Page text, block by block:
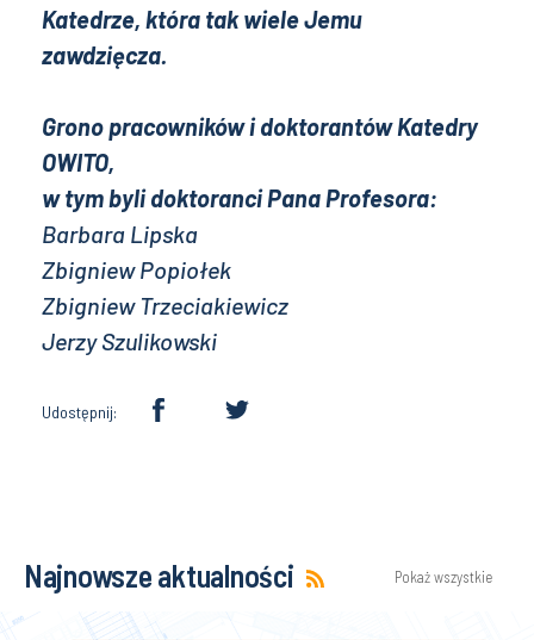
Katedrze, która tak wiele Jemu
zawdzięcza.
Grono pracowników i doktorantów Katedry
OWITO,
w tym byli doktoranci Pana Profesora:
Barbara Lipska
Zbigniew Popiołek
Zbigniew Trzeciakiewicz
Jerzy Szulikowski
Udostępnij:
Najnowsze aktualności Pokaż wszystkie